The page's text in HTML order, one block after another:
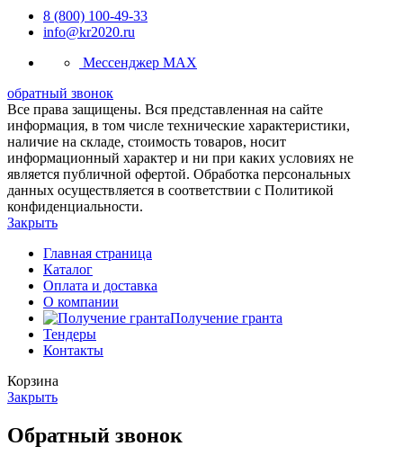
8 (800) 100-49-33
info@kr2020.ru
Мессенджер MAX
обратный звонок
Все права защищены. Вся представленная на сайте
информация, в том числе технические характеристики,
наличие на складе, стоимость товаров, носит
информационный характер и ни при каких условиях не
является публичной офертой. Обработка персональных
данных осуществляется в соответствии с Политикой
конфиденциальности.
Закрыть
Главная страница
Каталог
Оплата и доставка
О компании
Получение гранта
Тендеры
Контакты
Корзина
Закрыть
Обратный звонок